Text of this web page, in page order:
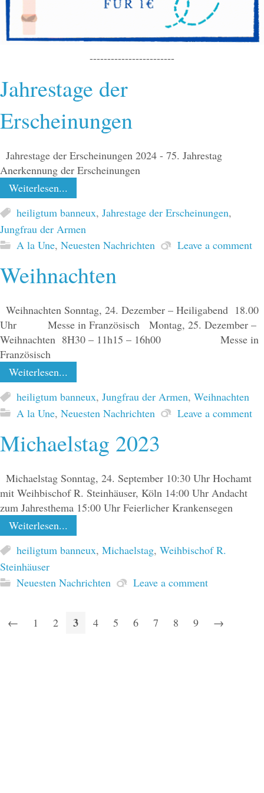
------------------------
Jahrestage der
Erscheinungen
Jahrestage der Erscheinungen 2024 - 75. Jahrestag
Anerkennung der Erscheinungen
Weiterlesen...
heiligtum banneux, Jahrestage der Erscheinungen,
Jungfrau der Armen
A la Une, Neuesten Nachrichten Leave a comment
Weihnachten
Weihnachten Sonntag, 24. Dezember – Heiligabend 18.00
Uhr Messe in Französisch Montag, 25. Dezember –
Weihnachten 8H30 – 11h15 – 16h00 Messe in
Französisch
Weiterlesen...
heiligtum banneux, Jungfrau der Armen, Weihnachten
A la Une, Neuesten Nachrichten Leave a comment
Michaelstag 2023
Michaelstag Sonntag, 24. September 10:30 Uhr Hochamt
mit Weihbischof R. Steinhäuser, Köln 14:00 Uhr Andacht
zum Jahresthema 15:00 Uhr Feierlicher Krankensegen
Weiterlesen...
heiligtum banneux, Michaelstag, Weihbischof R.
Steinhäuser
Neuesten Nachrichten
Leave a comment
← 1 2 3 4 5 6 7 8 9 →